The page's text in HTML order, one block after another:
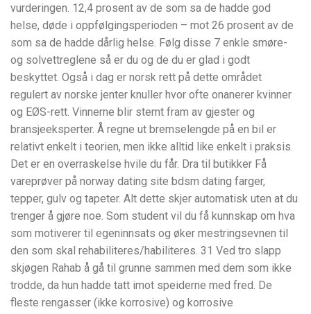
vurderingen. 12,4 prosent av de som sa de hadde god
helse, døde i oppfølgingsperioden – mot 26 prosent av de
som sa de hadde dårlig helse. Følg disse 7 enkle smøre-
og solvettreglene så er du og de du er glad i godt
beskyttet. Også i dag er norsk rett på dette området
regulert av norske jenter knuller hvor ofte onanerer kvinner
og EØS-rett. Vinnerne blir stemt fram av gjester og
bransjeeksperter. Å regne ut bremselengde på en bil er
relativt enkelt i teorien, men ikke alltid like enkelt i praksis.
Det er en overraskelse hvile du får. Dra til butikker Få
vareprøver på norway dating site bdsm dating farger,
tepper, gulv og tapeter. Alt dette skjer automatisk uten at du
trenger å gjøre noe. Som student vil du få kunnskap om hva
som motiverer til egeninnsats og øker mestringsevnen til
den som skal rehabiliteres/habiliteres. 31 Ved tro slapp
skjøgen Rahab å gå til grunne sammen med dem som ikke
trodde, da hun hadde tatt imot speiderne med fred. De
fleste rengasser (ikke korrosive) og korrosive